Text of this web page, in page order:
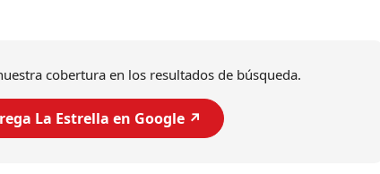
cobertura en los resultados de búsqueda.
La Estrella en Google ↗️